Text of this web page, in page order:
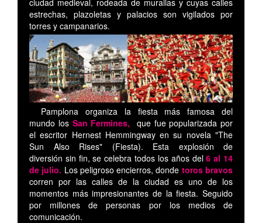
estrechas, plazoletas y palacios son vigilados por
torres y campanarios.
Pamplona organiza la fiesta más famosa del
mundo losSan Fermines, que fue popularizada por
el escritor Hernest Hemmingway en su novela "The
Sun Also Rises" (Fiesta). Esta explosión de
diversión sin fin, se celebra todos los años del6 al 14
de julio. Los peligroso encierros, donde toros bravos
corren por las calles de la ciudad es uno de los
momentos más impresionantes de la fiesta. Seguido
por millones de personas por los medios de
comunicación.